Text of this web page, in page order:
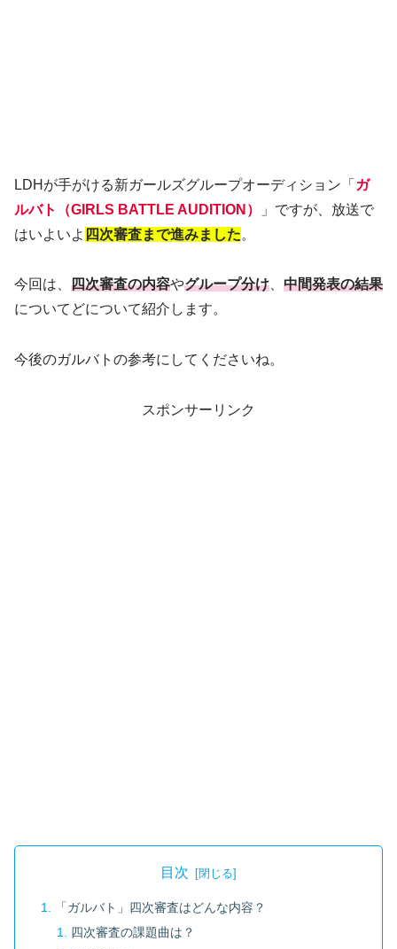
LDHが手がける新ガールズグループオーディション「 ガ
ルバト（GIRLS BATTLE AUDITION）
」ですが、放送で
はいよいよ 四次審査まで進みました。
今回は、 四次審査の内容やグループ分け、 中間発表の結果
についてどについて紹介します。
今後のガルバトの参考にしてくださいね。
スポンサーリンク
目次
「ガルバト」四次審査はどんな内容？
四次審査の課題曲は？